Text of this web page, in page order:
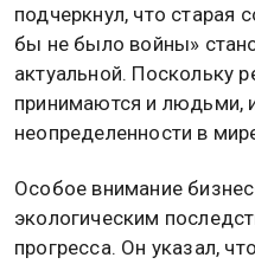
подчеркнул, что старая
бы не было войны»
актуальной. Поскольку
принимаются и людьми,
неопределенности в
Особое внимание
экологическим
прогресса. Он указал,